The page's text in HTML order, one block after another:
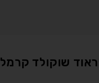
שוקולד קרמל